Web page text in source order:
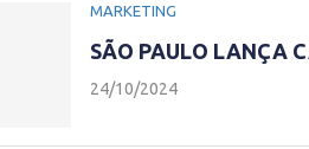
MARKETING
SÃO PAULO LANÇA
24/10/2024